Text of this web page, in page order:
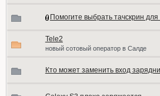
Помогите выбрать тачскрин
Tele2
новый сотовый оператор в Салде
Кто может заменить вход